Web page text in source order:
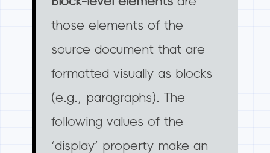
those elements of the
source document that are
formatted visually as blocks
(e.g., paragraphs). The
following values of the
‘display’ property make an